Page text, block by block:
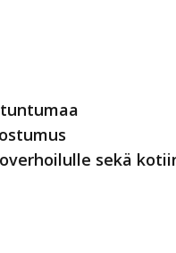
sekä